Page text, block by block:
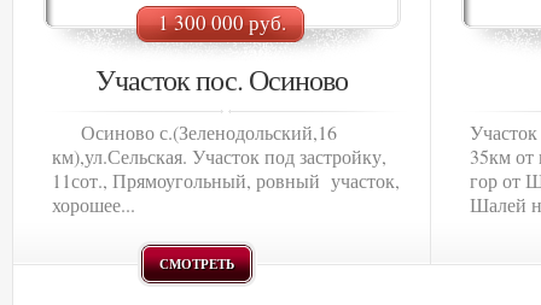
1 300 000 руб.
Участок пос. Осиново
Осиново с.(Зеленодольский,16
км),ул.Сельская. Участок под застройку,
11сот., Прямоугольный, ровный участок,
хорошее...
СМОТРЕТЬ
35км от
гор от
Шалей